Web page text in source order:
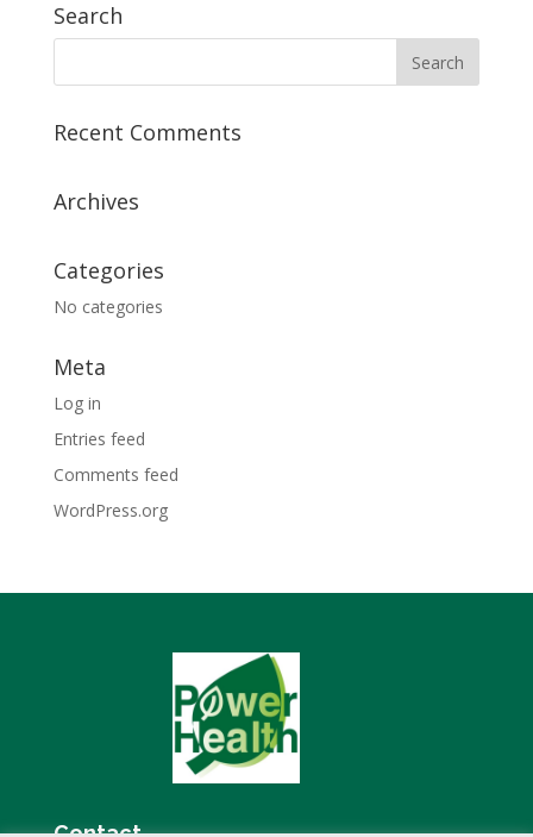
Search
Recent Comments
Archives
Categories
No categories
Meta
Log in
Entries feed
Comments feed
WordPress.org